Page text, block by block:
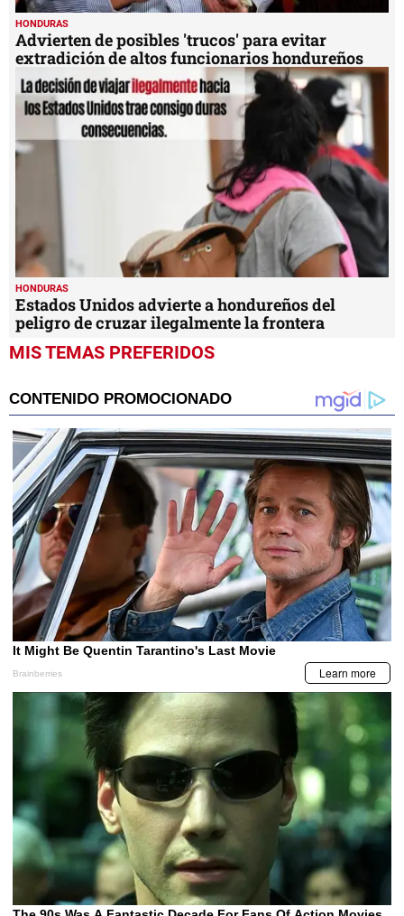
HONDURAS
Advierten de posibles 'trucos' para evitar
extradición de altos funcionarios hondureños
HONDURAS
Estados Unidos advierte a hondureños del
peligro de cruzar ilegalmente la frontera
MIS TEMAS PREFERIDOS